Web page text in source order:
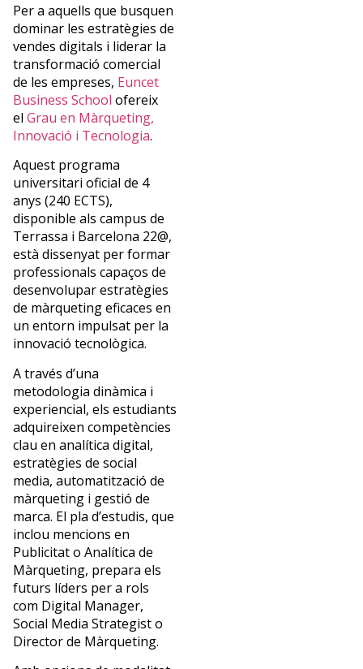
Per a aquells que busquen
dominar les estratègies de
vendes digitals i liderar la
transformació comercial
de les empreses, Euncet
Business School ofereix
elGrau en Màrqueting,
Innovació i Tecnologia.
Aquest programa
universitari oficial de 4
anys (240 ECTS),
disponible als campus de
Terrassa i Barcelona 22@,
està dissenyat per formar
professionals capaços de
desenvolupar estratègies
de màrqueting eficaces en
un entorn impulsat per la
innovació tecnològica.
A través d’una
metodologia dinàmica i
experiencial, els estudiants
adquireixen competències
clau en analítica digital,
estratègies de social
media, automatització de
màrqueting i gestió de
marca. El pla d’estudis, que
inclou mencions en
Publicitat o Analítica de
Màrqueting, prepara els
futurs líders per a rols
com Digital Manager,
Social Media Strategist o
Director de Màrqueting.